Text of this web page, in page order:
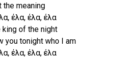
the meaning
έλα, έλα, έλα
king of the night
you tonight who I am
έλα, έλα, έλα